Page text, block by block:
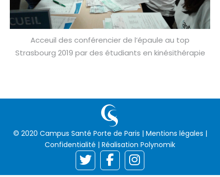
Acceuil des conférencier de l’épaule au top
Strasbourg 2019 par des étudiants en kinésithérapie
© 2020 Campus Santé Porte de Paris | Mentions légales |
Confidentialité | Réalisation Polynomik